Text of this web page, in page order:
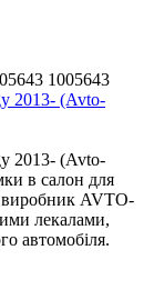
1005643
2013- (Avto-
2013- (Avto-
в салон для
виробник AVTO-
лекалами,
автомобіля.